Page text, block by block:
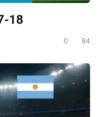
18
0 84